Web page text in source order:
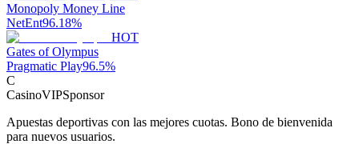
Monopoly Money Line
NetEnt96.18%
HOT
Gates of Olympus
Pragmatic Play96.5%
C
CasinoVIPSponsor
Apuestas deportivas con las mejores cuotas. Bono de bienvenida
para nuevos usuarios.